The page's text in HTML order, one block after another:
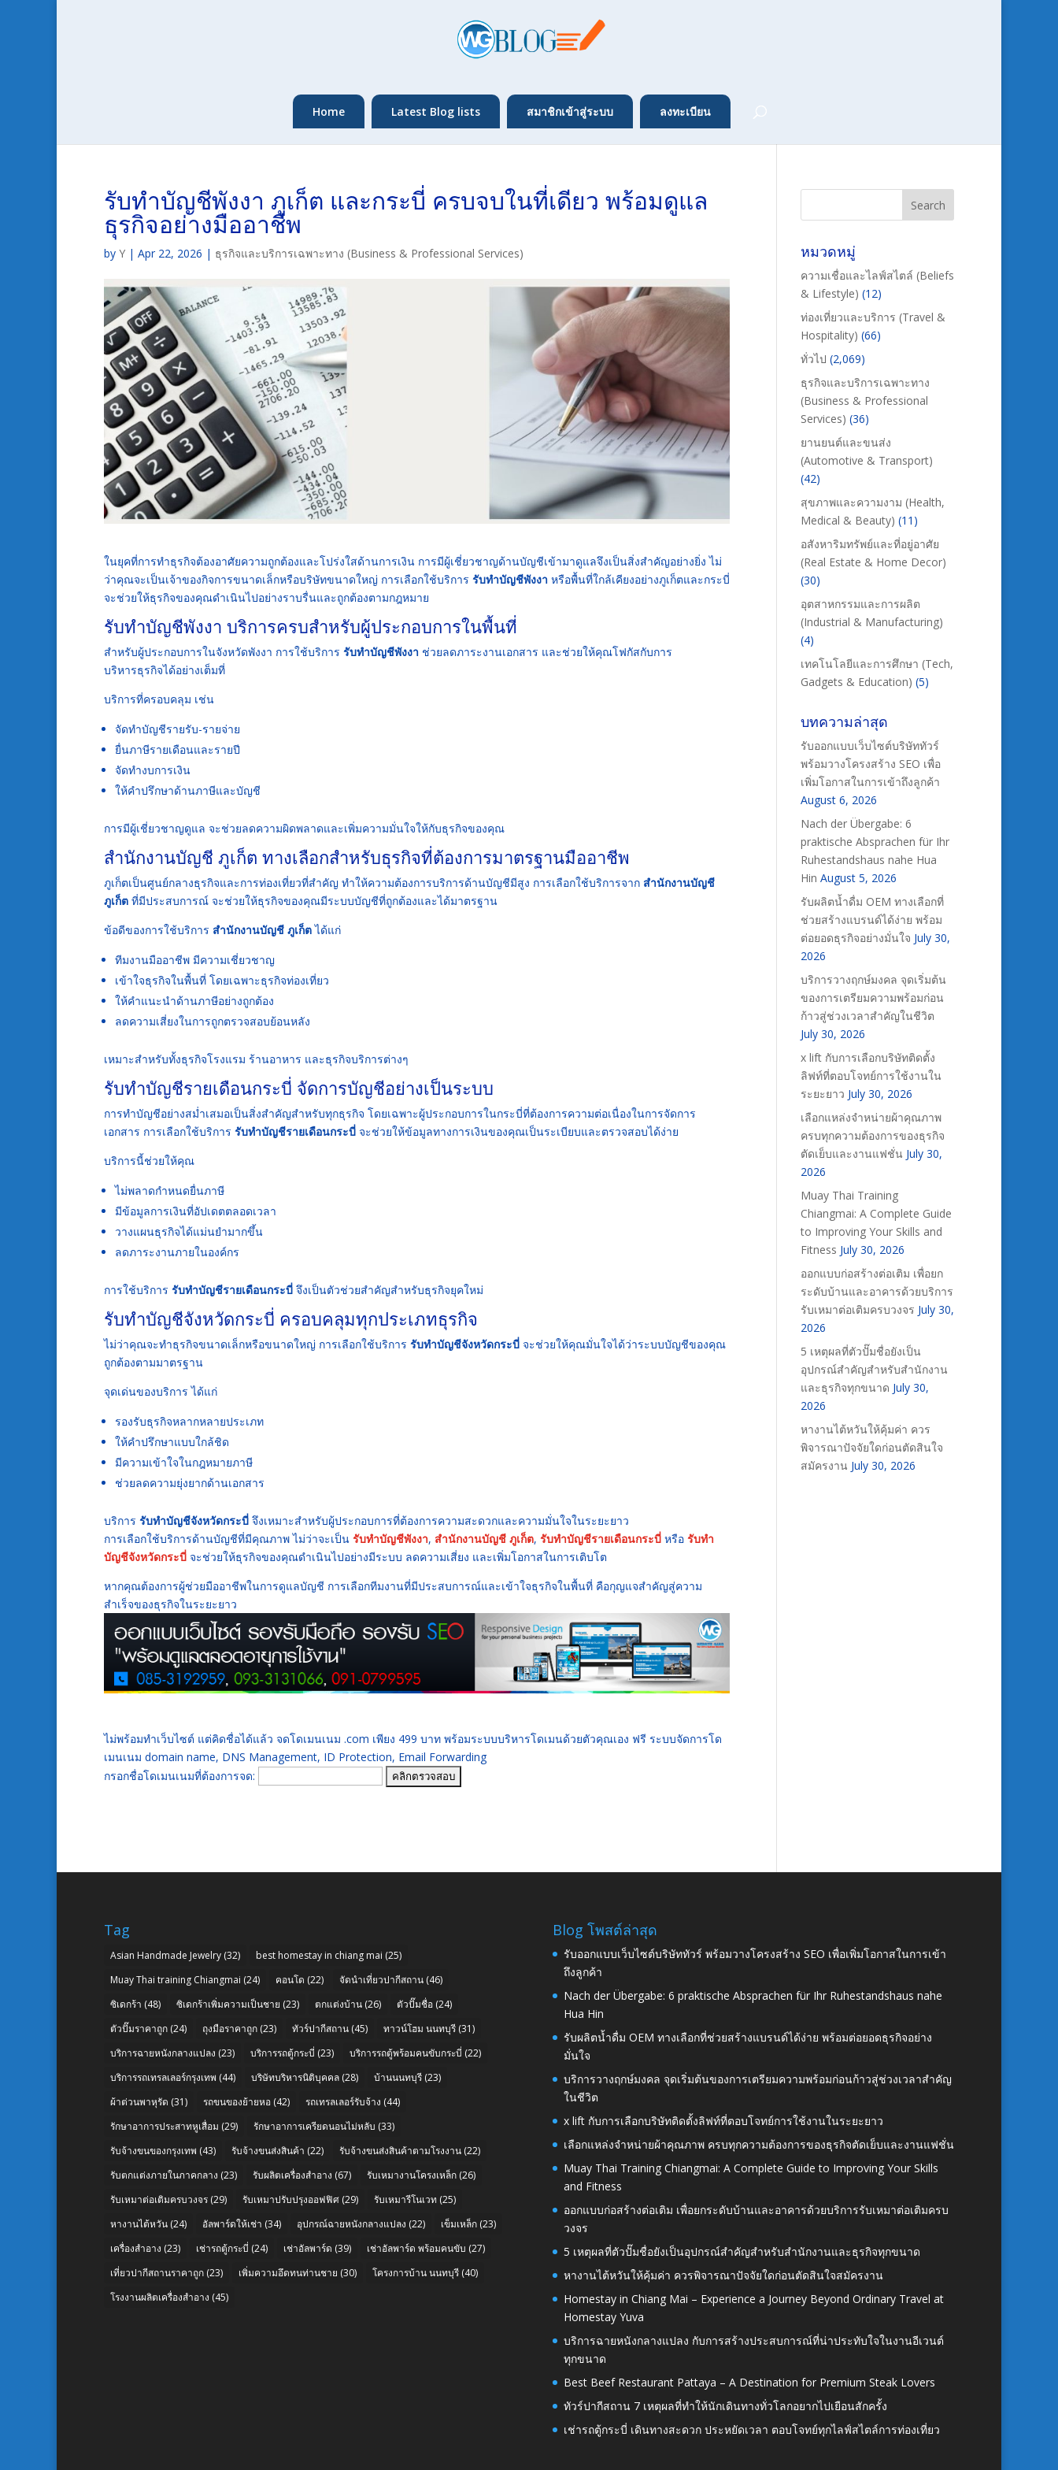
Home Latest Blog lists สมาชิกเข้าสู่ระบบ ลงทะเบียน
รับทำบัญชีพังงา ภูเก็ต และกระบี่ ครบจบในที่เดียว พร้อมดูแล
ธุรกิจอย่างมืออาชีพ
by Y | Apr 22, 2026 | ธุรกิจและบริการเฉพาะทาง (Business & Professional Services)
ในยุคที่การทำธุรกิจต้องอาศัยความถูกต้องและโปร่งใสด้านการเงิน การมีผู้เชี่ยวชาญด้านบัญชีเข้ามาดูแลจึงเป็นสิ่งสำคัญอย่างยิ่ง ไม่
ว่าคุณจะเป็นเจ้าของกิจการขนาดเล็กหรือบริษัทขนาดใหญ่ การเลือกใช้บริการ รับทำบัญชีพังงา หรือพื้นที่ใกล้เคียงอย่างภูเก็ตและกระบี่
จะช่วยให้ธุรกิจของคุณดำเนินไปอย่างราบรื่นและถูกต้องตามกฎหมาย
รับทำบัญชีพังงา บริการครบสำหรับผู้ประกอบการในพื้นที่
สำหรับผู้ประกอบการในจังหวัดพังงา การใช้บริการ รับทำบัญชีพังงา ช่วยลดภาระงานเอกสาร และช่วยให้คุณโฟกัสกับการ
บริหารธุรกิจได้อย่างเต็มที่
บริการที่ครอบคลุม เช่น
จัดทำบัญชีรายรับ-รายจ่าย
ยื่นภาษีรายเดือนและรายปี
จัดทำงบการเงิน
ให้คำปรึกษาด้านภาษีและบัญชี
การมีผู้เชี่ยวชาญดูแล จะช่วยลดความผิดพลาดและเพิ่มความมั่นใจให้กับธุรกิจของคุณ
สำนักงานบัญชี ภูเก็ต ทางเลือกสำหรับธุรกิจที่ต้องการมาตรฐานมืออาชีพ
ภูเก็ตเป็นศูนย์กลางธุรกิจและการท่องเที่ยวที่สำคัญ ทำให้ความต้องการบริการด้านบัญชีมีสูง การเลือกใช้บริการจาก สำนักงานบัญชี
ภูเก็ต ที่มีประสบการณ์ จะช่วยให้ธุรกิจของคุณมีระบบบัญชีที่ถูกต้องและได้มาตรฐาน
ข้อดีของการใช้บริการ สำนักงานบัญชี ภูเก็ตได้แก่
ทีมงานมืออาชีพ มีความเชี่ยวชาญ
เข้าใจธุรกิจในพื้นที่ โดยเฉพาะธุรกิจท่องเที่ยว
ให้คำแนะนำด้านภาษีอย่างถูกต้อง
ลดความเสี่ยงในการถูกตรวจสอบย้อนหลัง
เหมาะสำหรับทั้งธุรกิจโรงแรม ร้านอาหาร และธุรกิจบริการต่างๆ
รับทำบัญชีรายเดือนกระบี่ จัดการบัญชีอย่างเป็นระบบ
การทำบัญชีอย่างสม่ำเสมอเป็นสิ่งสำคัญสำหรับทุกธุรกิจ โดยเฉพาะผู้ประกอบการในกระบี่ที่ต้องการความต่อเนื่องในการจัดการ
เอกสาร การเลือกใช้บริการ รับทำบัญชีรายเดือนกระบี่ จะช่วยให้ข้อมูลทางการเงินของคุณเป็นระเบียบและตรวจสอบได้ง่าย
บริการนี้ช่วยให้คุณ
ไม่พลาดกำหนดยื่นภาษี
มีข้อมูลการเงินที่อัปเดตตลอดเวลา
วางแผนธุรกิจได้แม่นยำมากขึ้น
ลดภาระงานภายในองค์กร
การใช้บริการ รับทำบัญชีรายเดือนกระบี่ จึงเป็นตัวช่วยสำคัญสำหรับธุรกิจยุคใหม่
รับทำบัญชีจังหวัดกระบี่ ครอบคลุมทุกประเภทธุรกิจ
ไม่ว่าคุณจะทำธุรกิจขนาดเล็กหรือขนาดใหญ่ การเลือกใช้บริการ รับทำบัญชีจังหวัดกระบี่ จะช่วยให้คุณมั่นใจได้ว่าระบบบัญชีของคุณ
ถูกต้องตามมาตรฐาน
จุดเด่นของบริการ ได้แก่
รองรับธุรกิจหลากหลายประเภท
ให้คำปรึกษาแบบใกล้ชิด
มีความเข้าใจในกฎหมายภาษี
ช่วยลดความยุ่งยากด้านเอกสาร
บริการ รับทำบัญชีจังหวัดกระบี่ จึงเหมาะสำหรับผู้ประกอบการที่ต้องการความสะดวกและความมั่นใจในระยะยาว
การเลือกใช้บริการด้านบัญชีที่มีคุณภาพ ไม่ว่าจะเป็น รับทำบัญชีพังงา, สำนักงานบัญชี ภูเก็ต, รับทำบัญชีรายเดือนกระบี่ หรือ รับทำ
บัญชีจังหวัดกระบี่ จะช่วยให้ธุรกิจของคุณดำเนินไปอย่างมีระบบ ลดความเสี่ยง และเพิ่มโอกาสในการเติบโต
หากคุณต้องการผู้ช่วยมืออาชีพในการดูแลบัญชี การเลือกทีมงานที่มีประสบการณ์และเข้าใจธุรกิจในพื้นที่ คือกุญแจสำคัญสู่ความ
สำเร็จของธุรกิจในระยะยาว
ไม่พร้อมทำเว็บไซต์ แต่คิดชื่อได้แล้ว จดโดเมนเนม .com เพียง 499 บาท พร้อมระบบบริหารโดเมนด้วยตัวคุณเอง ฟรี ระบบจัดการโด
เมนเนม domain name, DNS Management, ID Protection, Email Forwarding
กรอกชื่อโดเมนเนมที่ต้องการจด:
หมวดหมู่
ความเชื่อและไลฟ์สไตล์ (Beliefs
& Lifestyle) (12)
ท่องเที่ยวและบริการ (Travel &
Hospitality) (66)
ทั่วไป (2,069)
ธุรกิจและบริการเฉพาะทาง
(Business & Professional
Services) (36)
ยานยนต์และขนส่ง
(Automotive & Transport)
(42)
สุขภาพและความงาม (Health,
Medical & Beauty) (11)
อสังหาริมทรัพย์และที่อยู่อาศัย
(Real Estate & Home Decor)
(30)
อุตสาหกรรมและการผลิต
(Industrial & Manufacturing)
(4)
เทคโนโลยีและการศึกษา (Tech,
Gadgets & Education) (5)
บทความล่าสุด
รับออกแบบเว็บไซต์บริษัททัวร์
พร้อมวางโครงสร้าง SEO เพื่อ
เพิ่มโอกาสในการเข้าถึงลูกค้า
August 6, 2026
Nach der Übergabe: 6
praktische Absprachen für Ihr
Ruhestandshaus nahe Hua
Hin August 5, 2026
รับผลิตน้ำดื่ม OEM ทางเลือกที่
ช่วยสร้างแบรนด์ได้ง่าย พร้อม
ต่อยอดธุรกิจอย่างมั่นใจ July 30,
2026
บริการวางฤกษ์มงคล จุดเริ่มต้น
ของการเตรียมความพร้อมก่อน
ก้าวสู่ช่วงเวลาสำคัญในชีวิต
July 30, 2026
x lift กับการเลือกบริษัทติดตั้ง
ลิฟท์ที่ตอบโจทย์การใช้งานใน
ระยะยาว July 30, 2026
เลือกแหล่งจำหน่ายผ้าคุณภาพ
ครบทุกความต้องการของธุรกิจ
ตัดเย็บและงานแฟชั่น July 30,
2026
Muay Thai Training
Chiangmai: A Complete Guide
to Improving Your Skills and
Fitness July 30, 2026
ออกแบบก่อสร้างต่อเติม เพื่อยก
ระดับบ้านและอาคารด้วยบริการ
รับเหมาต่อเติมครบวงจร July 30,
2026
5 เหตุผลที่ตัวปั๊มชื่อยังเป็น
อุปกรณ์สำคัญสำหรับสำนักงาน
และธุรกิจทุกขนาด July 30,
2026
หางานไต้หวันให้คุ้มค่า ควร
พิจารณาปัจจัยใดก่อนตัดสินใจ
สมัครงาน July 30, 2026
Tag
Asian Handmade Jewelry (32) best homestay in chiang mai (25)
Muay Thai training Chiangmai (24) คอนโด (22) จัดนำเที่ยวปากีสถาน (46)
ซิเดกร้า (48) ซิเดกร้าเพิ่มความเป็นชาย (23) ตกแต่งบ้าน (26) ตัวปั๊มชื่อ (24)
ตัวปั๊มราคาถูก (24) ถุงมือราคาถูก (23) ทัวร์ปากีสถาน (45) ทาวน์โฮม นนทบุรี (31)
บริการฉายหนังกลางแปลง (23) บริการรถตู้กระบี่ (23) บริการรถตู้พร้อมคนขับกระบี่ (22)
บริการรถเทรลเลอร์กรุงเทพ (44) บริษัทบริหารนิติบุคคล (28) บ้านนนทบุรี (23)
ผ้าต่วนพาหุรัด (31) รถขนของย้ายหอ (42) รถเทรลเลอร์รับจ้าง (44)
รักษาอาการประสาทหูเสื่อม (29) รักษาอาการเครียดนอนไม่หลับ (33)
รับจ้างขนของกรุงเทพ (43) รับจ้างขนส่งสินค้า (22) รับจ้างขนส่งสินค้าตามโรงงาน (22)
รับตกแต่งภายในภาคกลาง (23) รับผลิตเครื่องสำอาง (67) รับเหมางานโครงเหล็ก (26)
รับเหมาต่อเติมครบวงจร (29) รับเหมาปรับปรุงออฟฟิศ (29) รับเหมารีโนเวท (25)
หางานไต้หวัน (24) อัลพาร์ดให้เช่า (34) อุปกรณ์ฉายหนังกลางแปลง (22) เข็มเหล็ก (23)
เครื่องสำอาง (23) เช่ารถตู้กระบี่ (24) เช่าอัลพาร์ด (39) เช่าอัลพาร์ด พร้อมคนขับ (27)
เที่ยวปากีสถานราคาถูก (23) เพิ่มความอึดทนท่านชาย (30) โครงการบ้าน นนทบุรี (40)
โรงงานผลิตเครื่องสำอาง (45)
Blog โพสต์ล่าสุด
รับออกแบบเว็บไซต์บริษัททัวร์ พร้อมวางโครงสร้าง SEO เพื่อเพิ่มโอกาสในการเข้า
ถึงลูกค้า
Nach der Übergabe: 6 praktische Absprachen für Ihr Ruhestandshaus nahe
Hua Hin
รับผลิตน้ำดื่ม OEM ทางเลือกที่ช่วยสร้างแบรนด์ได้ง่าย พร้อมต่อยอดธุรกิจอย่าง
มั่นใจ
บริการวางฤกษ์มงคล จุดเริ่มต้นของการเตรียมความพร้อมก่อนก้าวสู่ช่วงเวลาสำคัญ
ในชีวิต
x lift กับการเลือกบริษัทติดตั้งลิฟท์ที่ตอบโจทย์การใช้งานในระยะยาว
เลือกแหล่งจำหน่ายผ้าคุณภาพ ครบทุกความต้องการของธุรกิจตัดเย็บและงานแฟชั่น
Muay Thai Training Chiangmai: A Complete Guide to Improving Your Skills
and Fitness
ออกแบบก่อสร้างต่อเติม เพื่อยกระดับบ้านและอาคารด้วยบริการรับเหมาต่อเติมครบ
วงจร
5 เหตุผลที่ตัวปั๊มชื่อยังเป็นอุปกรณ์สำคัญสำหรับสำนักงานและธุรกิจทุกขนาด
หางานไต้หวันให้คุ้มค่า ควรพิจารณาปัจจัยใดก่อนตัดสินใจสมัครงาน
Homestay in Chiang Mai – Experience a Journey Beyond Ordinary Travel at
Homestay Yuva
บริการฉายหนังกลางแปลง กับการสร้างประสบการณ์ที่น่าประทับใจในงานอีเวนต์
ทุกขนาด
Best Beef Restaurant Pattaya – A Destination for Premium Steak Lovers
ทัวร์ปากีสถาน 7 เหตุผลที่ทำให้นักเดินทางทั่วโลกอยากไปเยือนสักครั้ง
เช่ารถตู้กระบี่ เดินทางสะดวก ประหยัดเวลา ตอบโจทย์ทุกไลฟ์สไตล์การท่องเที่ยว